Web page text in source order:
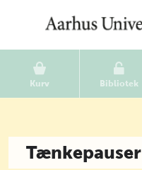
Kurv Bibliotek
Tænkepauser